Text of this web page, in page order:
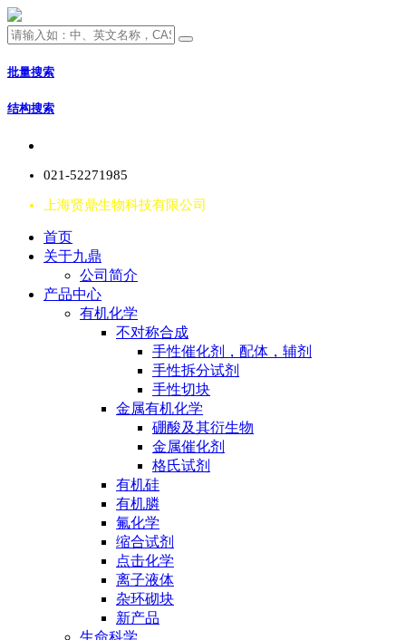
批量搜索
结构搜索
021-52271985
上海贤鼎生物科技有限公司
首页
关于九鼎
公司简介
产品中心
有机化学
不对称合成
手性催化剂，配体，辅剂
手性拆分试剂
手性切块
金属有机化学
硼酸及其衍生物
金属催化剂
格氏试剂
有机硅
有机膦
氟化学
缩合试剂
点击化学
离子液体
杂环砌块
新产品
生命科学